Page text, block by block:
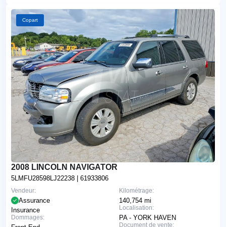
Copart
2008 LINCOLN NAVIGATOR
5LMFU28598LJ22238 | 61933806
Kilométrage:
140,754 mi
Localisation:
PA - YORK HAVEN
Document de vente:
Vendeur:
Assurance
Insurance
Dommages: